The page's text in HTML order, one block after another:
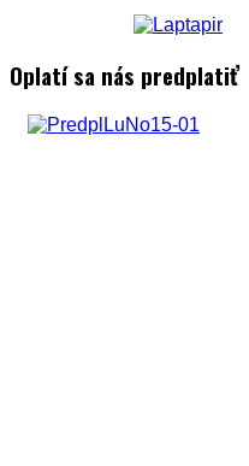
Oplatí sa nás predplatiť